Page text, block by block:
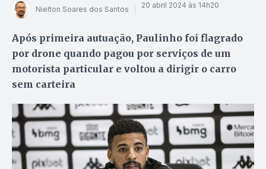
Nielton Soares dos Santos 20 abril 2024 às 14h20
Após primeira autuação, Paulinho foi flagrado
por drone quando pagou por serviços de um
motorista particular e voltou a dirigir o carro
sem carteira